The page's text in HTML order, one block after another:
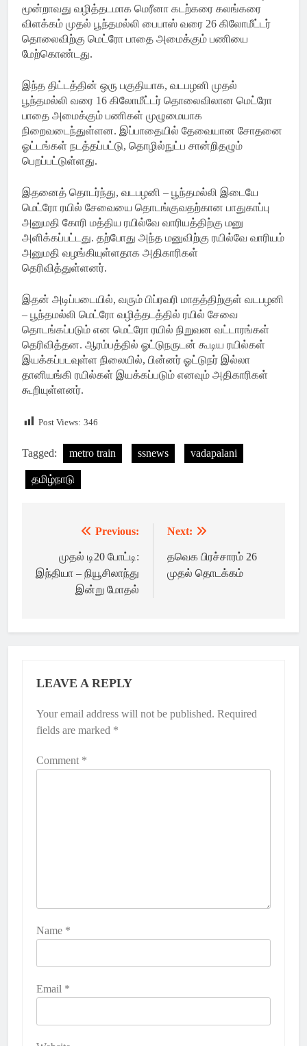
மூன்றாவது வழித்தடமாக மெரீனா கடற்கரை கலங்கரை
விளக்கம் முதல் பூந்தமல்லி பைபாஸ் வரை 26 கிலோமீட்டர்
தொலைவிற்கு மெட்ரோ பாதை அமைக்கும் பணியை
மேற்கொண்டது.
இந்த திட்டத்தின் ஒரு பகுதியாக, வடபழனி முதல்
பூந்தமல்லி வரை 16 கிலோமீட்டர் தொலைவிலான மெட்ரோ
பாதை அமைக்கும் பணிகள் முழுமையாக
நிறைவடைந்துள்ளன. இப்பாதையில் தேவையான சோதனை
ஓட்டங்கள் நடத்தப்பட்டு, தொழில்நுட்ப சான்றிதழும்
பெறப்பட்டுள்ளது.
இதனைத் தொடர்ந்து, வடபழனி – பூந்தமல்லி இடையே
மெட்ரோ ரயில் சேவையை தொடங்குவதற்கான பாதுகாப்பு
அனுமதி கோரி மத்திய ரயில்வே வாரியத்திற்கு மனு
அளிக்கப்பட்டது. தற்போது அந்த மனுவிற்கு ரயில்வே வாரியம்
அனுமதி வழங்கியுள்ளதாக அதிகாரிகள்
தெரிவித்துள்ளனர்.
இதன் அடிப்படையில், வரும் பிப்ரவரி மாதத்திற்குள் வடபழனி
– பூந்தமல்லி மெட்ரோ வழித்தடத்தில் ரயில் சேவை
தொடங்கப்படும் என மெட்ரோ ரயில் நிறுவன வட்டாரங்கள்
தெரிவித்தன. ஆரம்பத்தில் ஓட்டுநருடன் கூடிய ரயில்கள்
இயக்கப்படவுள்ள நிலையில், பின்னர் ஓட்டுநர் இல்லா
தானியங்கி ரயில்கள் இயக்கப்படும் எனவும் அதிகாரிகள்
கூறியுள்ளனர்.
Post Views: 346
Tagged: metro train ssnews vadapalani
தமிழ்நாடு
navigation
Previous:
முதல் டி20 போட்டி:
இந்தியா – நியூசிலாந்து
இன்று மோதல்
Next:
தவெக பிரச்சாரம் 26
முதல் தொடக்கம்
LEAVE A REPLY
Your email address will not be published. Required
fields are marked *
Comment *
Name *
Email *